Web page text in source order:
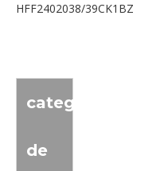
HFF2402038/39CK1BZ
categoria
de